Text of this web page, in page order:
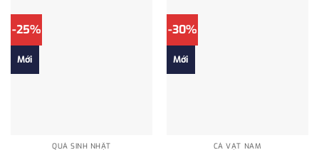
-25%
Mới
QUÀ SINH NHẬT
-30%
Mới
CÀ VẠT NAM